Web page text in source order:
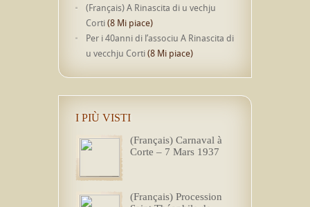
(Français) A Rinascita di u vechju
Corti(8 Mi piace)
Per i 40anni di l’associu A Rinascita di
u vecchju Corti(8 Mi piace)
I PIÙ VISTI
(Français) Carnaval à
Corte – 7 Mars 1937
(Français) Procession